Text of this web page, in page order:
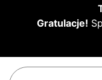
Gratulacje!